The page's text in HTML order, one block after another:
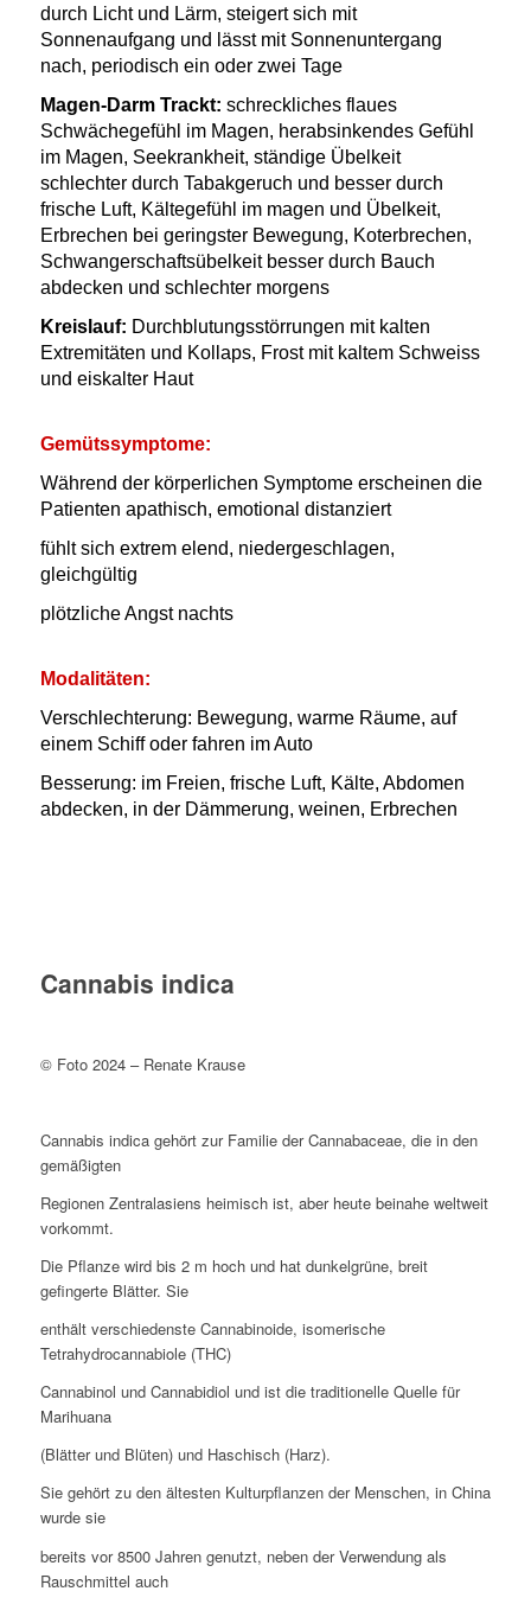
durch Licht und Lärm, steigert sich mit
Sonnenaufgang und lässt mit Sonnenuntergang
nach, periodisch ein oder zwei Tage
Magen-Darm Trackt: schreckliches flaues
Schwächegefühl im Magen, herabsinkendes Gefühl
im Magen, Seekrankheit, ständige Übelkeit
schlechter durch Tabakgeruch und besser durch
frische Luft, Kältegefühl im magen und Übelkeit,
Erbrechen bei geringster Bewegung, Koterbrechen,
Schwangerschaftsübelkeit besser durch Bauch
abdecken und schlechter morgens
Kreislauf: Durchblutungsstörrungen mit kalten
Extremitäten und Kollaps, Frost mit kaltem Schweiss
und eiskalter Haut
Gemütssymptome:
Während der körperlichen Symptome erscheinen die
Patienten apathisch, emotional distanziert
fühlt sich extrem elend, niedergeschlagen,
gleichgültig
plötzliche Angst nachts
Modalitäten:
Verschlechterung: Bewegung, warme Räume, auf
einem Schiff oder fahren im Auto
Besserung: im Freien, frische Luft, Kälte, Abdomen
abdecken, in der Dämmerung, weinen, Erbrechen
Cannabis indica
© Foto 2024 – Renate Krause
Cannabis indica gehört zur Familie der Cannabaceae, die in den
gemäßigten
Regionen Zentralasiens heimisch ist, aber heute beinahe weltweit
vorkommt.
Die Pflanze wird bis 2 m hoch und hat dunkelgrüne, breit
gefingerte Blätter. Sie
enthält verschiedenste Cannabinoide, isomerische
Tetrahydrocannabiole (THC)
Cannabinol und Cannabidiol und ist die traditionelle Quelle für
Marihuana
(Blätter und Blüten) und Haschisch (Harz).
Sie gehört zu den ältesten Kulturpflanzen der Menschen, in China
wurde sie
bereits vor 8500 Jahren genutzt, neben der Verwendung als
Rauschmittel auch